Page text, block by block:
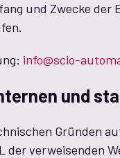
und Zwecke
info@scio-
und
Gründen
verweisenden